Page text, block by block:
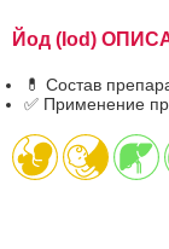
Йод (Iod)
💊 Состав
✅ Применение